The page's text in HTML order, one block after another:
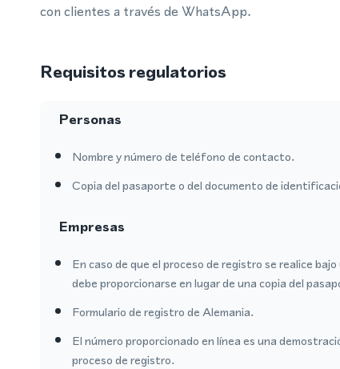
con clientes a través de WhatsApp.
Requisitos regulatorios
Personas
Nombre y número de teléfono de contacto.
Copia del pasaporte o del documento de
Empresas
En caso de que el proceso de registro se realice
debe proporcionarse en lugar de una copia del
Formulario de registro de Alemania.
El número proporcionado en línea es una
proceso de registro.